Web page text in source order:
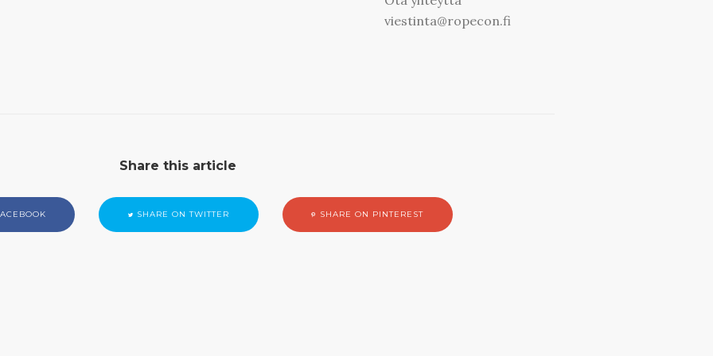
viestinta@ropecon.fi
Share this article
SHARE ON TWITTER SHARE ON PINTEREST